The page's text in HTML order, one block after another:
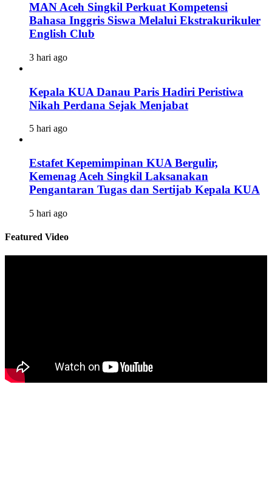
MAN Aceh Singkil Perkuat Kompetensi
Bahasa Inggris Siswa Melalui Ekstrakurikuler
English Club
3 hari ago
Kepala KUA Danau Paris Hadiri Peristiwa
Nikah Perdana Sejak Menjabat
5 hari ago
Estafet Kepemimpinan KUA Bergulir,
Kemenag Aceh Singkil Laksanakan
Pengantaran Tugas dan Sertijab Kepala KUA
5 hari ago
Featured Video